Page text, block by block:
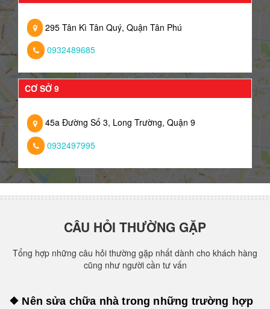
295 Tân Kì Tân Quý, Quận Tân Phú
0932489685
CƠ SỞ 9
45a Đường Số 3, Long Trường, Quận 9
0932497995
CÂU HỎI THƯỜNG GẶP
Tổng hợp những câu hỏi thường gặp nhất dành cho khách hàng
cũng như người cần tư vấn
❖ Nên sửa chữa nhà trong những trường hợp